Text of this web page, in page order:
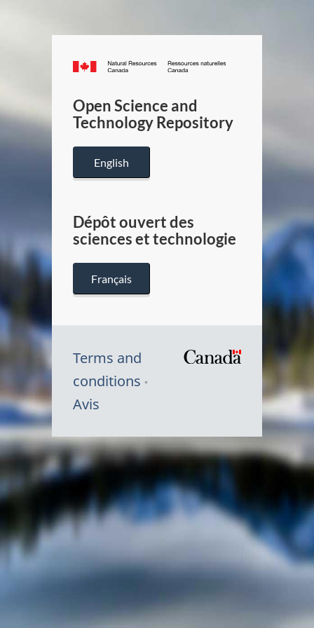
Canada.ca
/
Canada
Open Science and
Technology Repository
English
Dépôt ouvert des
sciences et technologie
Français
Terms and
conditions
Avis
Symbole
du
Canada